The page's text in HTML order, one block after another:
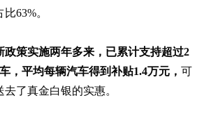
63%。
政策实施两年多来，已累计支持超过2
，平均每辆汽车得到补贴1.4万元， 可
了真金白银的实惠。